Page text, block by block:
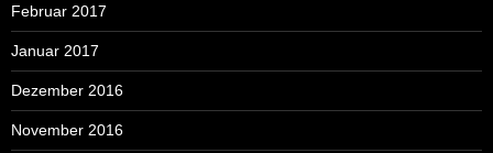
Februar 2017
Januar 2017
Dezember 2016
November 2016